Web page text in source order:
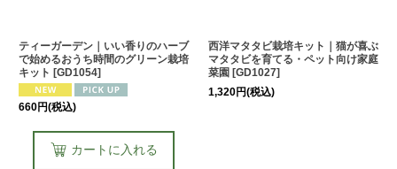
ティーガーデン｜いい香りのハーブ
で始めるおうち時間のグリーン栽培
キット [GD1054]
660円(税込)
カートに入れる
西洋マタタビ栽培キット｜猫が喜ぶ
マタタビを育てる・ペット向け家庭
菜園 [GD1027]
1,320円(税込)